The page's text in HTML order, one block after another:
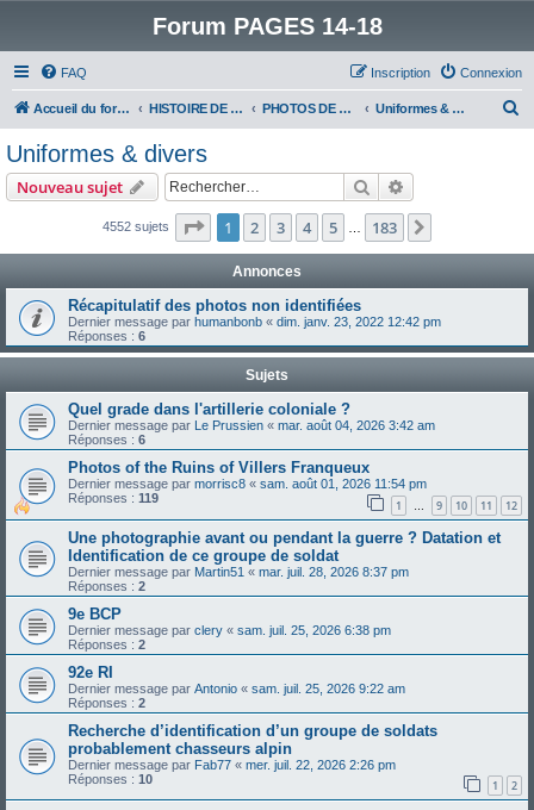
Forum PAGES 14-18
FAQ Connexion
Inscription
Accueil du forum HISTOIRE DE LA GRANDE GUERRE PHOTOS DE LA GRANDE GUERRE Uniformes & divers
Uniformes & divers
Nouveau sujet Rechercher
4552 sujets Page 1sur183
1 2 3 4 5 183
Annonces
Récapitulatif des photos non identifiées
Dernier message par humanbonb « dim. janv. 23, 2022 12:42 pm
Réponses : 6
Sujets
Quel grade dans l'artillerie coloniale ?
Dernier message par Le Prussien « mar. août 04, 2026 3:42 am
Réponses : 6
Photos of the Ruins of Villers Franqueux
Dernier message par morrisc8 « sam. août 01, 2026 11:54 pm
Réponses : 119 1 … 9 10 11 12
Une photographie avant ou pendant la guerre ? Datation et
Identification de ce groupe de soldat
Dernier message par Martin51 « mar. juil. 28, 2026 8:37 pm
Réponses : 2
9e BCP
Dernier message par clery « sam. juil. 25, 2026 6:38 pm
Réponses : 2
92e RI
Dernier message par Antonio « sam. juil. 25, 2026 9:22 am
Réponses : 2
Recherche d’identification d’un groupe de soldats
probablement chasseurs alpin
Dernier message par Fab77 « mer. juil. 22, 2026 2:26 pm
Réponses : 10 1 2